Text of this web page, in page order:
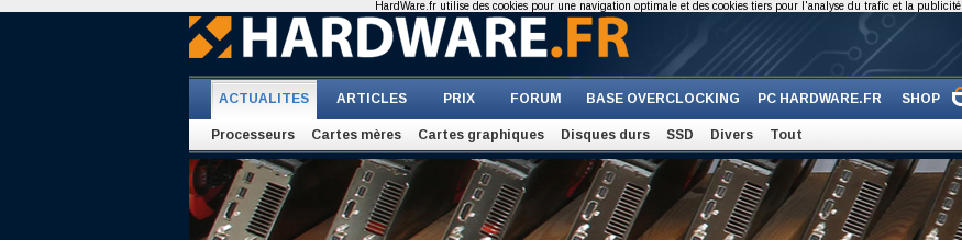
ACTUALITES ARTICLES PRIX FORUM BASE OVERCLOCKING PC HARDWARE.FR SHOP
Processeurs Cartes mères Cartes graphiques Disques durs SSD Divers Tout
HardWare.fr utilise des cookies pour une navigation optimale et des cookies tiers pour l'analyse du trafic et la publicité